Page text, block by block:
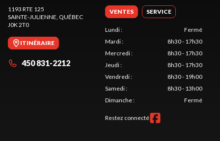
1193 RTE 125
SAINTE-JULIENNE , QUÉBEC
J0K 2T0
ITINÉRAIRE
450 831-2212
VENTES SERVICE
Lundi:
Fermé
Mardi:
8h30 - 17h30
Mercredi:
8h30 - 17h30
Jeudi:
8h30 - 17h30
Vendredi:
8h30 - 19h00
Samedi:
8h30 - 13h00
Dimanche: Fermé
Restez connecté